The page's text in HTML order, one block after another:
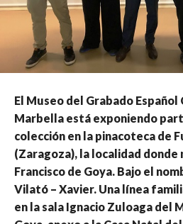
El Museo del Grabado
Marbella está exponiendo
colección en la pinacoteca de
(Zaragoza), la localidad
Francisco de Goya. Bajo el
Vilató – Xavier. Una línea
en la sala Ignacio Zuloaga del